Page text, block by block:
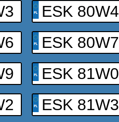
ESK 80W4
ESK 80W7
ESK 81W0
ESK 81W3